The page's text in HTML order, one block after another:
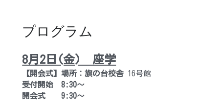
協賛企業・連携/協賛学会
アクセス
チラシ・ポスターDL
検索
プログラム
8月2日(金)　座学
【開会式】場所：旗の台校舎 16号館
受付開始　8:30～
開会式 9:30～